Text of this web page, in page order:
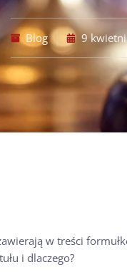
Blog 9
w treści
i dlaczego?